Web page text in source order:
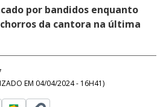
por bandidos enquanto
da cantora na última
EM 04/04/2024 - 16H41)